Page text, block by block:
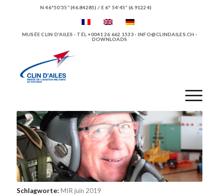
N 46°50’35“ (46.84285) / E 6° 54’45“ (6.91224)
MUSÉE CLIN D'AILES · TÉL +0041 26 662 1533 · INFO@CLINDAILES.CH ·
DOWNLOADS
Schlagworte: MIR juin 2019